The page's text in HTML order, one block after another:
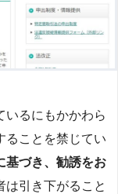
いるにもかかわら
ることを禁じてい
基づき、勧誘をお
は引き下がること